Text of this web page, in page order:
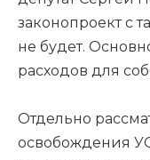
законопроект с
не будет.
расходов для
Отдельно
освобождения